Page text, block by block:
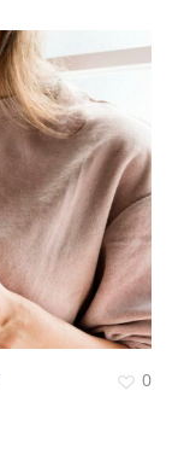
0